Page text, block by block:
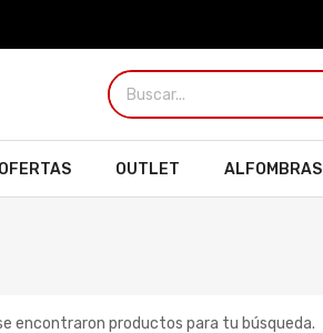
OFERTAS OUTLET ALFOMBRAS
encontraron productos para tu búsqueda.